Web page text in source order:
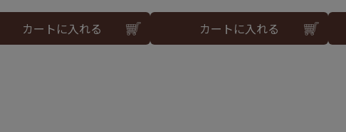
カートに入れる カートに入れる